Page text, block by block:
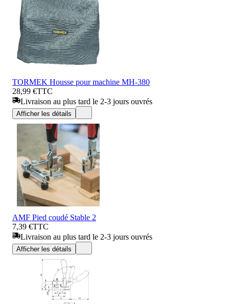
TORMEK Housse pour machine MH-380
28,99 €TTC
Livraison au plus tard le 2-3 jours ouvrés
Afficher les détails
AMF Pied coudé Stable 2
7,39 €TTC
Livraison au plus tard le 2-3 jours ouvrés
Afficher les détails